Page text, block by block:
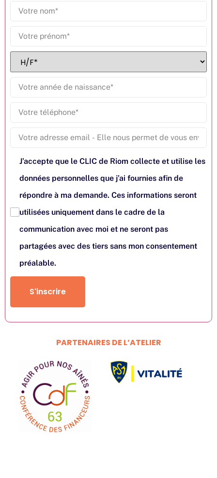
J’accepte que le CLIC de Riom collecte et utilise les
données personnelles que j’ai fournies afin de
répondre à ma demande. Ces informations seront
utilisées uniquement dans le cadre de la
communication avec moi et ne seront pas
partagées avec des tiers sans mon consentement
préalable.
S'inscrire
PARTENAIRES DE L’ATELIER